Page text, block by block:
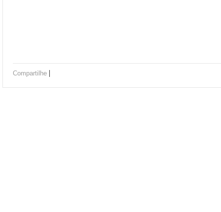
Compartilhe |